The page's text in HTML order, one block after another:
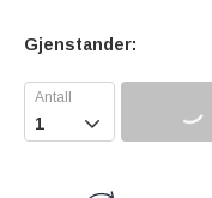
Gjenstander:
